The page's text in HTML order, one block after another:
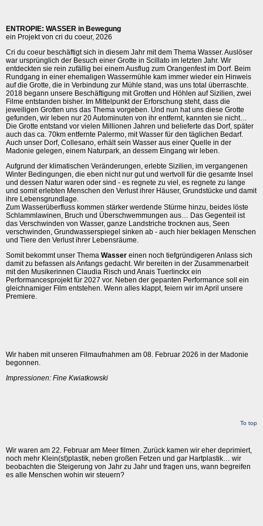
ENTROPIE: WASSER in Bewegung
ein Projekt von cri du coeur, 2026
Cri du coeur beschäftigt sich in diesem Jahr mit dem Thema Wasser. Auslöser
war ursprünglich der Besuch einer Grotte in Scillato im letzten Jahr. Wir
entdeckten sie rein zufällig bei einem Ausflug zum Orangenfest im Dorf. Beim
Rundgang in einer ehemaligen Wassermühle kam immer wieder ein Hinweis
auf die Grotte, die in Verbindung zur Mühle stand, was uns total überraschte.
2018 begann unsere Beschäftigung mit Grotten und Höhlen auf Sizilien, zwei
Filme entstanden bisher. Im Mittelpunkt der Erforschung steht, dass die
jeweiligen Grotten uns das Thema vorgeben. Und nun hat uns diese Grotte
gefunden, wir leben nur 20 Autominuten von ihr entfernt, kannten sie nicht…
Die Grotte entstand vor vielen Millionen Jahren und belieferte das Dorf, später
auch das ca. 70km entfernte Palermo, mit Wasser für den täglichen Bedarf.
Auch unser Dorf, Collesano, erhält sein Wasser aus einer Quelle in der
Madonie gelegen, einem Naturpark, an dessem Eingang wir leben.
Aufgrund der klimatischen Veränderungen, erlebte Sizilien, im vergangenen
Winter Bedingungen, die eben nicht nur gut und wertvoll für die gesamte Insel
und dessen Natur waren oder sind - es regnete zu viel, es regnete zu lange
und somit erlebten Menschen den Verlust ihrer Häuser, Grundstücke und damit
ihre Lebensgrundlage.
Zum Wasserüberfluss kommen stärker werdende Stürme hinzu, beides löste
Schlammlawinen, Bruch und Überschwemmungen aus… Das Gegenteil ist
das Verschwinden von Wasser, ganze Landstriche trocknen aus, Seen
verschwinden, Grundwasserspiegel sinken ab - auch hier beklagen Menschen
und Tiere den Verlust ihrer Lebensräume.
Somit bekommt unser Thema Wasser einen noch tiefgründigeren Anlass sich
damit zu befassen als Anfangs gedacht. Wir bereiten in der Zusammenarbeit
mit den Musikerinnen Claudia Risch und Anais Tuerlinckx ein
Performancesprojekt für 2027 vor. Neben der gepanten Performance soll ein
gleichnamiger Film entstehen. Wenn alles klappt, feiern wir im April unsere
Premiere.
Wir haben mit unseren Filmaufnahmen am 08. Februar 2026 in der Madonie
begonnen.
Impressionen: Fine Kwiatkowski
To top
Wir waren am 22. Februar am Meer filmen. Zurück kamen wir eher deprimiert,
noch mehr Klein(st)plastik, neben großen Fetzen und gar Hartplastik… wir
beobachten die Steigerung von Jahr zu Jahr und fragen uns, wann begreifen
es alle Menschen wohin wir steuern?